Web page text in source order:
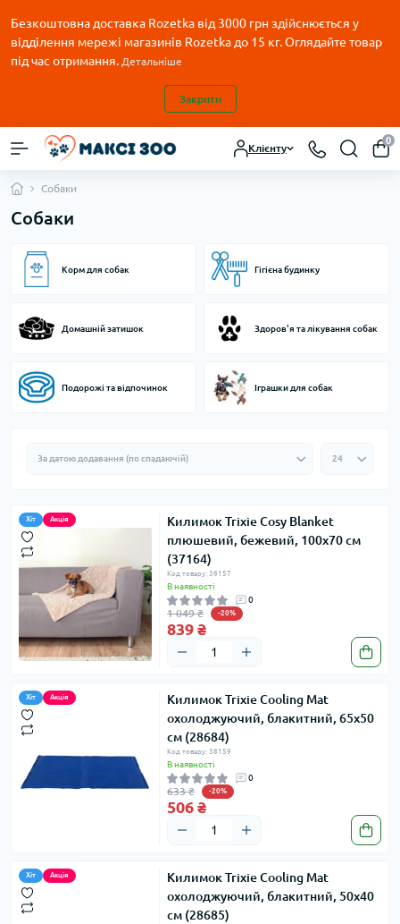
Безкоштовна доставка Rozetka від 3000 грн здійснюється у
відділення мережі магазинів Rozetka до 15 кг. Оглядайте товар
під час отримання. Детальніше
Закрити
Клієнту
0
Собаки
Собаки
Корм для собак Гігієна будинку
Домашній затишок Здоров'я та лікування собак
Подорожі та відпочинок Іграшки для собак
Хіт Акція
Килимок Trixie Cosy Blanket
плюшевий, бежевий, 100х70 см
(37164)
Код товару: 38157
В наявності
0
1 049 ₴ -20%
839 ₴
Хіт Акція
Килимок Trixie Cooling Mat
охолоджуючий, блакитний, 65х50
см (28684)
Код товару: 38159
В наявності
0
633 ₴ -20%
506 ₴
Хіт Акція
Килимок Trixie Cooling Mat
охолоджуючий, блакитний, 50х40
см (28685)